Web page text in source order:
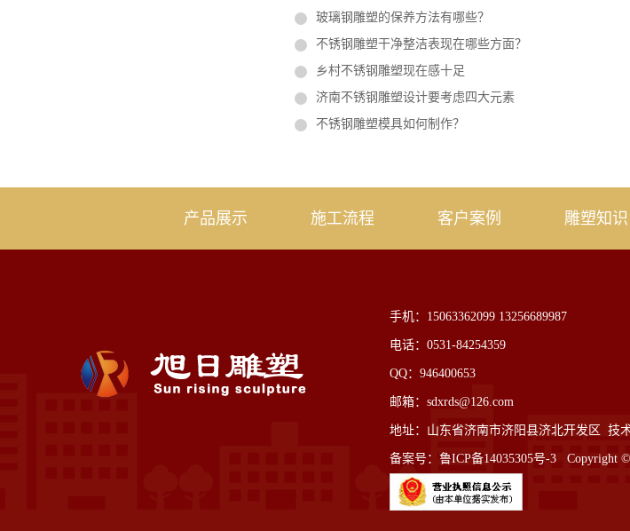
玻璃钢雕塑的保养方法有哪些？
不锈钢雕塑干净整洁表现在哪些方面？
乡村不锈钢雕塑现在感十足
济南不锈钢雕塑设计要考虑四大元素
不锈钢雕塑模具如何制作？
产品展示 施工流程 客户案例 雕塑知识
手机：15063362099 13256689987
电话：0531-84254359
QQ：946400653
邮箱：sdxrds@126.com
地址：山东省济南市济阳县济北开发区 技
备案号： 鲁ICP备14035305号-3 Copyright ©